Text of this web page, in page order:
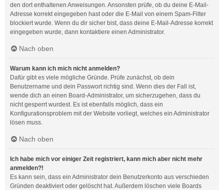
den dort enthaltenen Anweisungen. Ansonsten prüfe, ob du deine E-Mail-
Adresse korrekt eingegeben hast oder die E-Mail von einem Spam-Filter
blockiert wurde. Wenn du dir sicher bist, dass deine E-Mail-Adresse korrekt
eingegeben wurde, dann kontaktiere einen Administrator.
Nach oben
Warum kann ich mich nicht anmelden?
Dafür gibt es viele mögliche Gründe. Prüfe zunächst, ob dein
Benutzername und dein Passwort richtig sind. Wenn dies der Fall ist,
wende dich an einen Board-Administrator, um sicherzugehen, dass du
nicht gesperrt wurdest. Es ist ebenfalls möglich, dass ein
Konfigurationsproblem mit der Website vorliegt, welches ein Administrator
lösen muss.
Nach oben
Ich habe mich vor einiger Zeit registriert, kann mich aber nicht mehr
anmelden?!
Es kann sein, dass ein Administrator dein Benutzerkonto aus verschieden
Gründen deaktiviert oder gelöscht hat. Außerdem löschen viele Boards